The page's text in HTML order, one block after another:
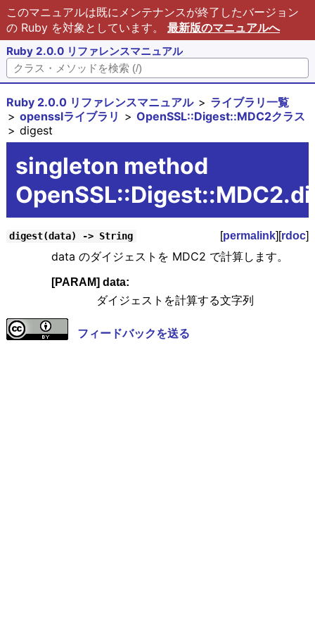
このマニュアルは既にメンテナンスが終了したバージョン
の Ruby を対象としています。 最新版のマニュアルへ
Ruby 2.0.0 リファレンスマニュアル
Ruby 2.0.0 リファレンスマニュアル
ライブラリ一覧
opensslライブラリ
OpenSSL::Digest::MDC2クラス
digest
singleton method
digest(data) -> String [permalink][rdoc]
data のダイジェストを MDC2 で計算します。
[PARAM] data:
ダイジェストを計算する文字列
フィードバックを送る